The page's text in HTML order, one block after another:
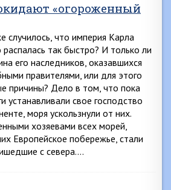
«огороженный
случилось, что империя Карла
распалась так быстро? И только ли
его наследников, оказавшихся
правителями, или для этого
причины? Дело в том, что пока
устанавливали свое господство
моря ускользнули от них.
хозяевами всех морей,
Европейское побережье, стали
с севера….